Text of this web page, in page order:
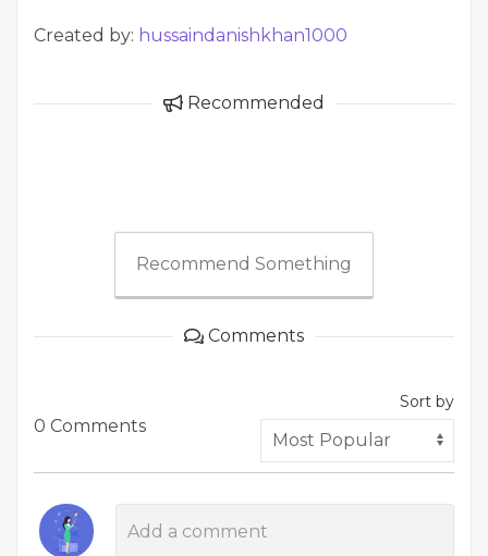
Created by: hussaindanishkhan1000
Recommended
Recommend Something
Comments
0 Comments
Sort by